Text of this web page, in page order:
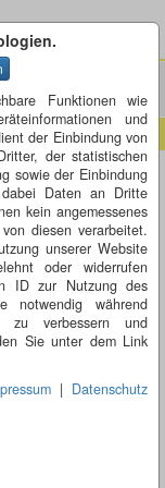
Funktionen wie
und
der Einbindung von
der statistischen
sowie der Einbindung
Daten an Dritte
kein angemessenes
diesen verarbeitet.
unserer Website
oder widerrufen
ID zur Nutzung des
notwendig während
zu verbessern und
Sie unter dem Link
| Datenschutz